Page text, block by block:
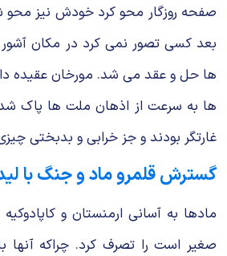
صفحه روزگار محو کرد خودش نیز
بعد کسی تصور نمی کرد در مکان
ها حل و عقد می شد. مورخان عقیده
ها به سرعت از اذهان ملت ها پاک
غارتگر بودند و جز خرابی و بدبختی
گسترش قلمرو ماد و جنگ با
مادها به آسانی ارمنستان و
صغیر است را تصرف کرد. چراکه آنها